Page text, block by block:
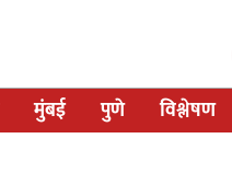
मुंबई पुणे विश्लेषण